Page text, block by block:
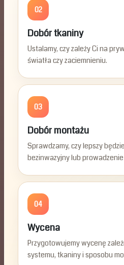
02
Dobór tkaniny
Ustalamy, czy zależy Ci na
światła czy zaciemnieniu.
03
Dobór montażu
Sprawdzamy, czy lepszy
bezinwazyjny lub
04
Wycena
Przygotowujemy wycenę
systemu, tkaniny i sposobu